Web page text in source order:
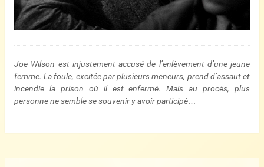
Joe Wilson est injustement accusé de l’enlèvement d’une jeune
femme. La foule, excitée par plusieurs meneurs, prend d’assaut et
incendie la prison où il est enfermé. Mais au procès, plus
personne ne semble se souvenir y avoir participé…